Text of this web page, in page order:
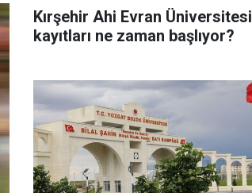
Kırşehir Ahi Evran Üniversitesi
kayıtları ne zaman başlıyor?